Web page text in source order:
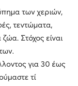
των χεριών,
τεντώματα,
Στόχος είναι
για 30 έως
τί